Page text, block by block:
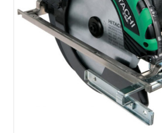
SÉLECTIONNEZ LES DATES
VOIR LE PRODUIT